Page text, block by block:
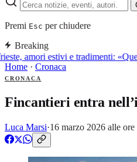
Premi Esc per chiudere
Breaking
amori estivi e tradimenti:
Home · Cronaca
CRONACA
Fincantieri entra
Luca Marsi·16 marzo 2026 alle ore